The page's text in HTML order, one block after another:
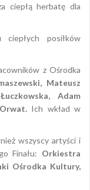
ciepłą herbatę dla
posiłków
z Ośrodka
Mateusz
Adam
Ich wkład w
wszyscy artyści i
Finału: Orkiestra
Ośrodka Kultury,